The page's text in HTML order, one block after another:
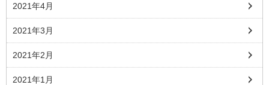
2021年4月
2021年3月
2021年2月
2021年1月